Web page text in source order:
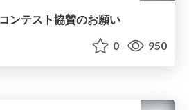
ンテスト協賛のお願い
0 950